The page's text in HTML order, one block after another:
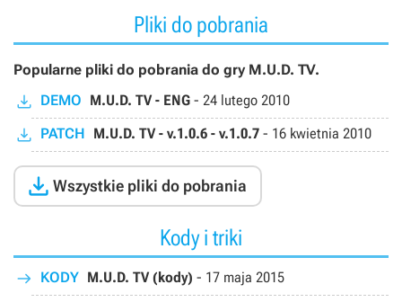
Pliki do pobrania
Popularne pliki do pobrania do gry M.U.D. TV.
DEMO M.U.D. TV - ENG - 24 lutego 2010
PATCH M.U.D. TV - v.1.0.6 - v.1.0.7 - 16 kwietnia 2010
 Wszystkie pliki do pobrania
Kody i triki
KODY M.U.D. TV (kody) - 17 maja 2015